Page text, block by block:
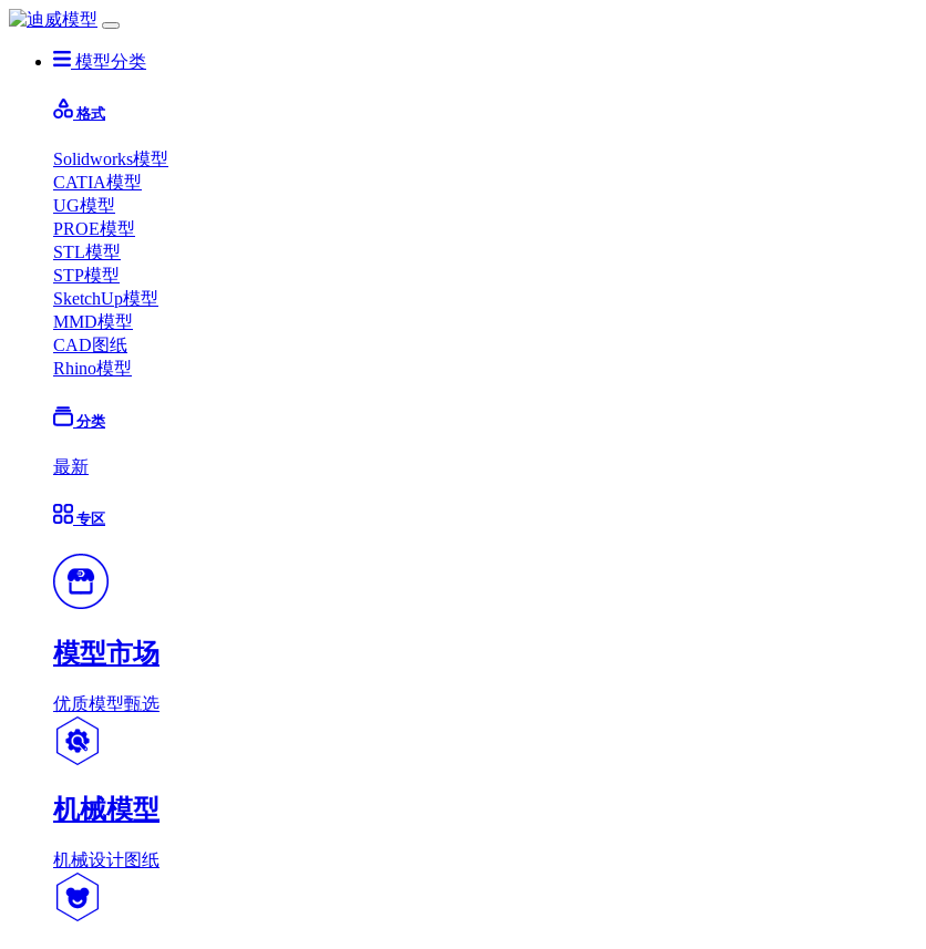
模型分类
格式
Solidworks模型
CATIA模型
UG模型
PROE模型
STL模型
STP模型
SketchUp模型
MMD模型
CAD图纸
Rhino模型
分类
最新
专区
模型市场
优质模型甄选
机械模型
机械设计图纸